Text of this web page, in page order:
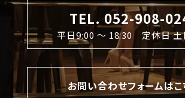
TEL. 052-908-
平日9:00 〜 18:30 定休日 土
お問い合わせフォームはこ